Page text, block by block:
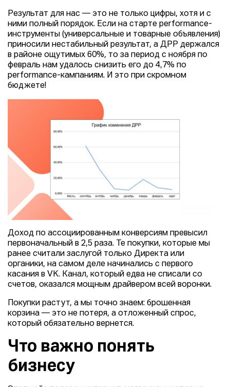
Результат для нас — это не только цифры, хотя и с
ними полный порядок. Если на старте performance-
инструменты (универсальные и товарные объявления)
приносили нестабильный результат, а ДРР держался
в районе ощутимых 60%, то за период с ноября по
февраль нам удалось снизить его до 4,7% по
performance-кампаниям. И это при скромном
бюджете!
Доход по ассоциированным конверсиям превысил
первоначальный в 2,5 раза. Те покупки, которые мы
ранее считали заслугой только Директа или
органики, на самом деле начинались с первого
касания в VK. Канал, который едва не списали со
счетов, оказался мощным драйвером всей воронки.
Покупки растут, а мы точно знаем: брошенная
корзина — это не потеря, а отложенный спрос,
который обязательно вернется.
Что важно понять
бизнесу